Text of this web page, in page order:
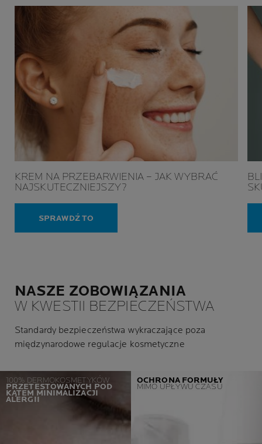
KREM NA PRZEBARWIENIA – JAK WYBRAĆ
NAJSKUTECZNIEJSZY?
SPRAWDŹ TO
NASZE ZOBOWIĄZANIA
W KWESTII BEZPIECZEŃSTWA
Standardy bezpieczeństwa wykraczające poza
międzynarodowe regulacje kosmetyczne
100% DERMOKOSMETYKÓW
PRZETESTOWANYCH POD
KĄTEM MINIMALIZACJI
ALERGII
OCHRONA FORMUŁY
MIMO UPŁYWU CZASU